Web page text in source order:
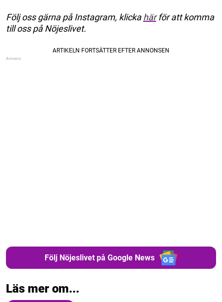
Följ oss gärna på Instagram, klickahärför att komma
till oss på Nöjeslivet.
Följ Nöjeslivet på Google News
Läs mer om...